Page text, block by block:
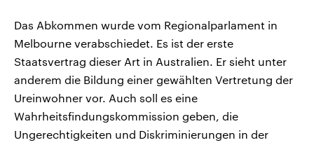
Das Abkommen wurde vom Regionalparlament in
Melbourne verabschiedet. Es ist der erste
Staatsvertrag dieser Art in Australien. Er sieht unter
anderem die Bildung einer gewählten Vertretung der
Ureinwohner vor. Auch soll es eine
Wahrheitsfindungskommission geben, die
Ungerechtigkeiten und Diskriminierungen in der